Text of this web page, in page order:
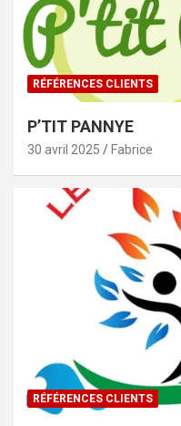
RÉFÉRENCES CLIENTS
P’TIT PANNYE
30 avril 2025 Fabrice
RÉFÉRENCES CLIENTS